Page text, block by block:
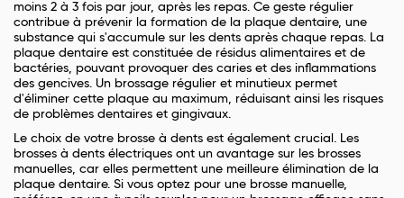
moins 2 à 3 fois par jour, après les repas. Ce geste régulier
contribue à prévenir la formation de la plaque dentaire, une
substance qui s'accumule sur les dents après chaque repas. La
plaque dentaire est constituée de résidus alimentaires et de
bactéries, pouvant provoquer des caries et des inflammations
des gencives. Un brossage régulier et minutieux permet
d'éliminer cette plaque au maximum, réduisant ainsi les risques
de problèmes dentaires et gingivaux.
Le choix de votre brosse à dents est également crucial. Les
brosses à dents électriques ont un avantage sur les brosses
manuelles, car elles permettent une meilleure élimination de la
plaque dentaire. Si vous optez pour une brosse manuelle,